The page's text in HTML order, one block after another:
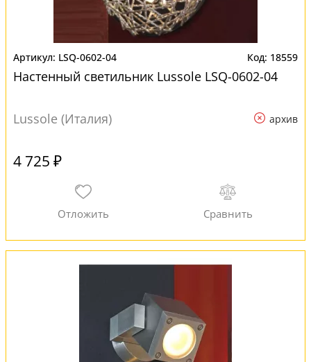
LSQ-0602-04 18559
Настенный светильник Lussole LSQ-0602-04
Lussole (Италия) архив
4 725 ₽